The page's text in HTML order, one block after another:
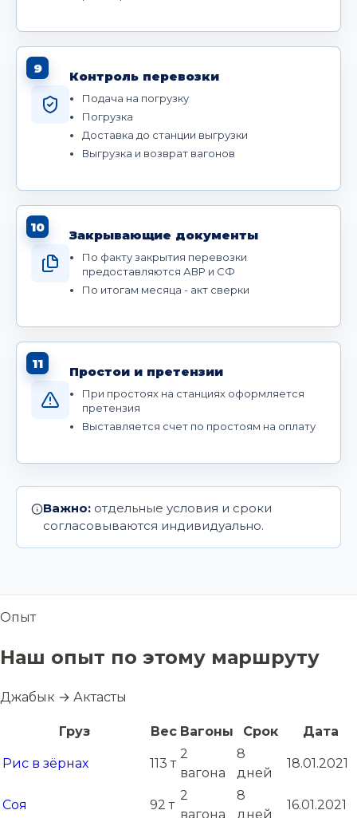
9
Контроль перевозки
Подача на погрузку
Погрузка
Доставка до станции выгрузки
Выгрузка и возврат вагонов
10
Закрывающие документы
По факту закрытия перевозки
предоставляются АВР и СФ
По итогам месяца - акт сверки
11
Простои и претензии
При простоях на станциях оформляется
претензия
Выставляется счет по простоям на оплату
Важно: отдельные условия и сроки
согласовываются индивидуально.
Опыт
Наш опыт по этому маршруту
Джабык → Актасты
Груз Вес Вагоны Срок Дата
Рис в зёрнах 113 т
2
вагона
8
дней
18.01.2021
Соя 92 т
2
вагона
8
дней
16.01.2021